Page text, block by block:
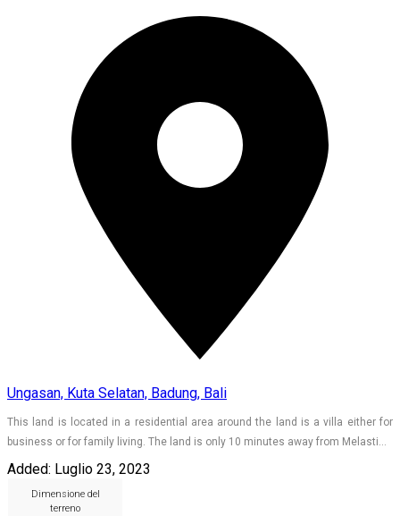
Ungasan, Kuta Selatan, Badung, Bali
This land is located in a residential area around the land is a villa either for
business or for family living. The land is only 10 minutes away from Melasti…
Added: Luglio 23, 2023
Dimensione del
terreno